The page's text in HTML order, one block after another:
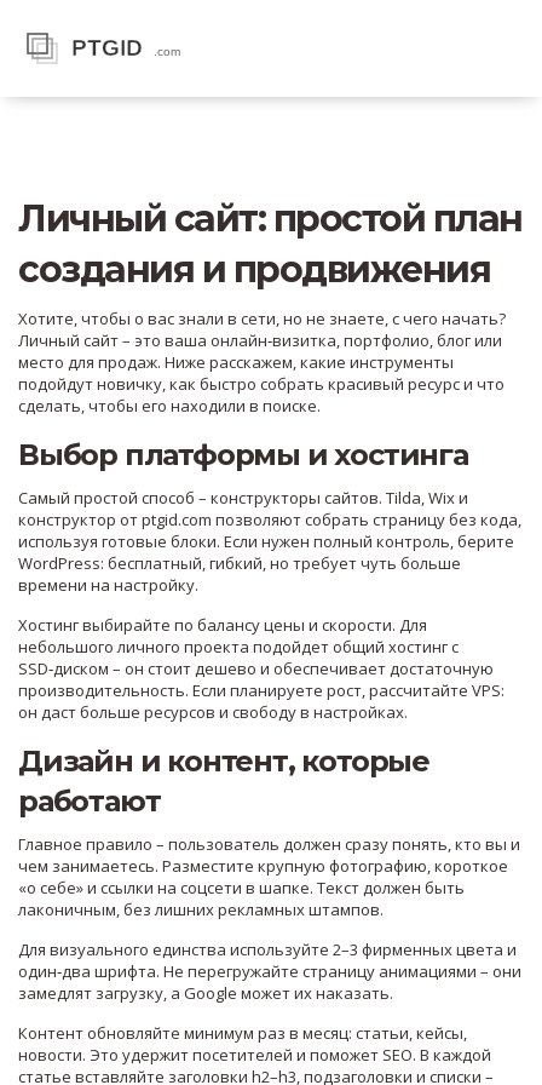
Личный сайт: простой план
создания и продвижения
Хотите, чтобы о вас знали в сети, но не знаете, с чего начать?
Личный сайт – это ваша онлайн‑визитка, портфолио, блог или
место для продаж. Ниже расскажем, какие инструменты
подойдут новичку, как быстро собрать красивый ресурс и что
сделать, чтобы его находили в поиске.
Выбор платформы и хостинга
Самый простой способ – конструкторы сайтов. Tilda, Wix и
конструктор от ptgid.com позволяют собрать страницу без кода,
используя готовые блоки. Если нужен полный контроль, берите
WordPress: бесплатный, гибкий, но требует чуть больше
времени на настройку.
Хостинг выбирайте по балансу цены и скорости. Для
небольшого личного проекта подойдет общий хостинг с
SSD‑диском – он стоит дешево и обеспечивает достаточную
производительность. Если планируете рост, рассчитайте VPS:
он даст больше ресурсов и свободу в настройках.
Дизайн и контент, которые
работают
Главное правило – пользователь должен сразу понять, кто вы и
чем занимаетесь. Разместите крупную фотографию, короткое
«о себе» и ссылки на соцсети в шапке. Текст должен быть
лаконичным, без лишних рекламных штампов.
Для визуального единства используйте 2–3 фирменных цвета и
один‑два шрифта. Не перегружайте страницу анимациями – они
замедлят загрузку, а Google может их наказать.
Контент обновляйте минимум раз в месяц: статьи, кейсы,
новости. Это удержит посетителей и поможет SEO. В каждой
статье вставляйте заголовки h2–h3, подзаголовки и списки –